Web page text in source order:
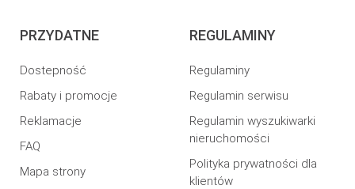
PRZYDATNE
Dostepność
Rabaty i promocje
Reklamacje
FAQ
Mapa strony
REGULAMINY
Regulaminy
Regulamin serwisu
Regulamin wyszukiwarki
nieruchomości
Polityka prywatności dla
klientów